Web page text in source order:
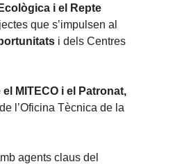
i el Repte
que s’impulsen al
i dels Centres
MITECO i el Patronat,
l’Oficina Tècnica de la
agents claus del